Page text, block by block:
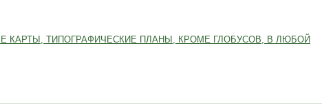
КАРТЫ, ТИПОГРАФИЧЕСКИЕ ПЛАНЫ, КРОМЕ ГЛОБУСОВ, В ЛЮБОЙ